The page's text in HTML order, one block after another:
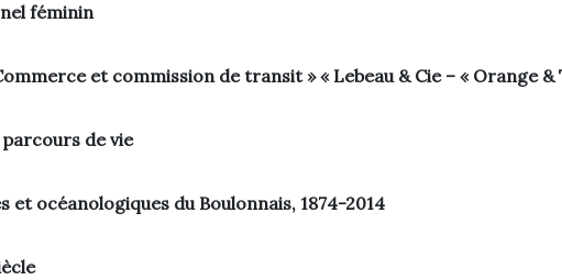
féminin
et commission de transit » « Lebeau & Cie – « Orange
de vie
océanologiques du Boulonnais, 1874-2014